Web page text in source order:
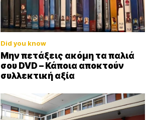
Did you know
Μην πετάξεις ακόμη τα παλιά
σου DVD – Κάποια αποκτούν
συλλεκτική αξία